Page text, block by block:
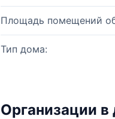
Площадь помещений
Тип дома:
Организации в